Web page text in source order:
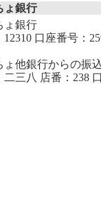
ょ銀行
ょ銀行
12310 口座番号：
ょ他銀行からの振
二三八 店番：238